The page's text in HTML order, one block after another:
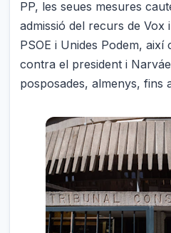
PP, les seues mesures
admissió del recurs de Vox
PSOE i Unides Podem,
contra el president i
posposades, almenys, fins